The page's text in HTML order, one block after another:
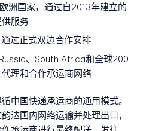
洲国家，通过自2013年建立的
服务
过正式双边合作安排
、South Africa和全球200
理和合作承运商网络
中国快递承运商的通用模式。
达国内网络运输并处理出口，